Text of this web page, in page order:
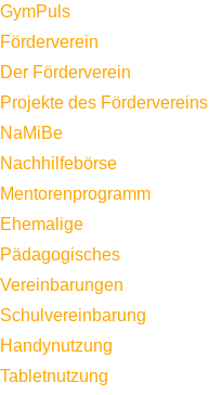
GymPuls
Förderverein
Der Förderverein
Projekte des Fördervereins
NaMiBe
Nachhilfebörse
Mentorenprogramm
Ehemalige
Pädagogisches
Vereinbarungen
Schulvereinbarung
Handynutzung
Tabletnutzung